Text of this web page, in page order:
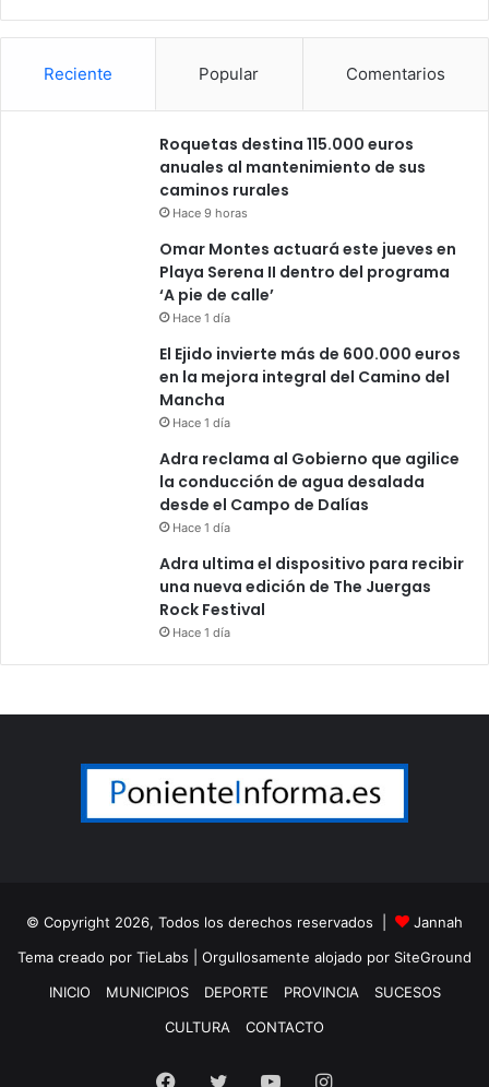
Reciente Popular Comentarios
Roquetas destina 115.000 euros
anuales al mantenimiento de sus
caminos rurales
Hace 9 horas
Omar Montes actuará este jueves en
Playa Serena II dentro del programa
‘A pie de calle’
Hace 1 día
El Ejido invierte más de 600.000 euros
en la mejora integral del Camino del
Mancha
Hace 1 día
Adra reclama al Gobierno que agilice
la conducción de agua desalada
desde el Campo de Dalías
Hace 1 día
Adra ultima el dispositivo para recibir
una nueva edición de The Juergas
Rock Festival
Hace 1 día
© Copyright 2026, Todos los derechos reservados |
Jannah
Tema creado por TieLabs | Orgullosamente alojado por SiteGround
INICIO
MUNICIPIOS DEPORTE PROVINCIA
SUCESOS
CULTURA
CONTACTO
Facebook
TwitterYouTubeInstagram